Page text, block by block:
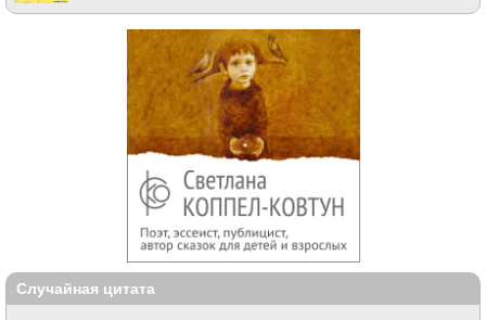
Случайная цитата